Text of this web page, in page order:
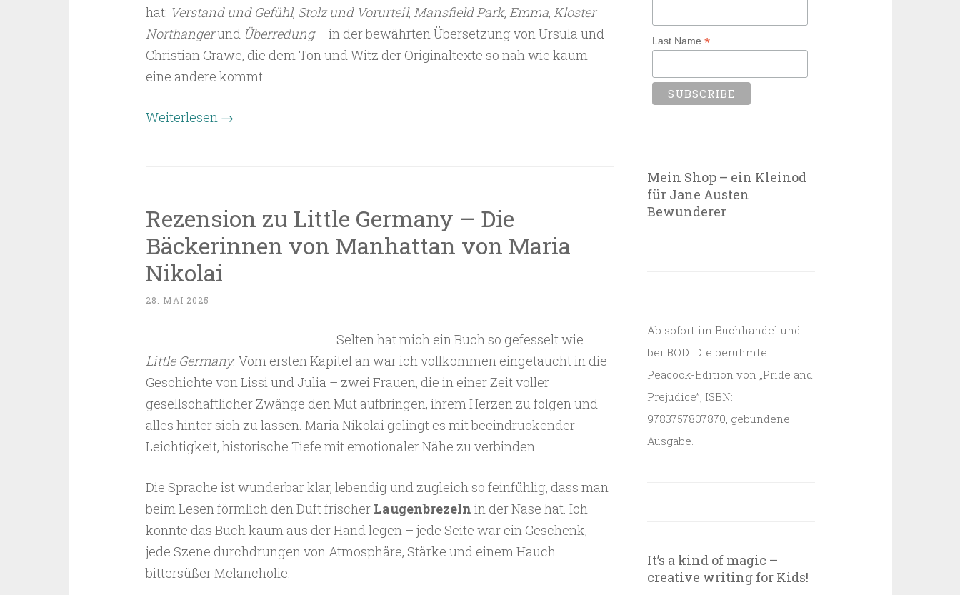
hat: Verstand und Gefühl, Stolz und Vorurteil, Mansfield Park, Emma, Kloster
Northangerund Überredung– in der bewährten Übersetzung von Ursula und
Christian Grawe, die dem Ton und Witz der Originaltexte so nah wie kaum
eine andere kommt.
Weiterlesen →
Rezension zu Little Germany – Die
Bäckerinnen von Manhattan von Maria
Nikolai
28. MAI 2025
Selten hat mich ein Buch so gefesselt wie
Little Germany. Vom ersten Kapitel an war ich vollkommen eingetaucht in die
Geschichte von Lissi und Julia – zwei Frauen, die in einer Zeit voller
gesellschaftlicher Zwänge den Mut aufbringen, ihrem Herzen zu folgen und
alles hinter sich zu lassen. Maria Nikolai gelingt es mit beeindruckender
Leichtigkeit, historische Tiefe mit emotionaler Nähe zu verbinden.
Die Sprache ist wunderbar klar, lebendig und zugleich so feinfühlig, dass man
beim Lesen förmlich den Duft frischer Laugenbrezeln in der Nase hat. Ich
konnte das Buch kaum aus der Hand legen – jede Seite war ein Geschenk,
jede Szene durchdrungen von Atmosphäre, Stärke und einem Hauch
bittersüßer Melancholie.
Last Name*
Mein Shop – ein Kleinod
für Jane Austen
Bewunderer
Ab sofort im Buchhandel und
bei BOD: Die berühmte
Peacock-Edition von „Pride and
Prejudice”, ISBN:
9783757807870, gebundene
Ausgabe.
It’s a kind of magic –
creative writing for Kids!